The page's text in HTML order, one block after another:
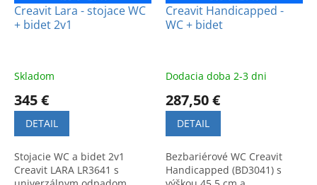
Creavit Lara - stojace WC
+ bidet 2v1
Skladom
345 €
DETAIL
Stojacie WC a bidet 2v1
Creavit LARA LR3641 s
Creavit Handicapped -
WC + bidet
Dodacia doba 2-3 dni
287,50 €
DETAIL
Bezbariérové WC Creavit
Handicapped (BD3041) s